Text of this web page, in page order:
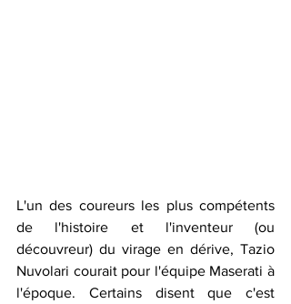
L'un des coureurs les plus compétents
de l'histoire et l'inventeur (ou
découvreur) du virage en dérive, Tazio
Nuvolari courait pour l'équipe Maserati à
l'époque. Certains disent que c'est